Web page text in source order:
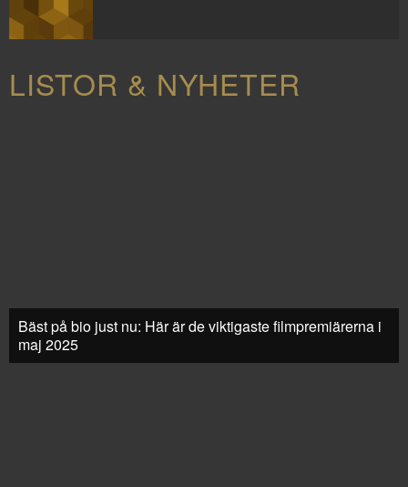
LISTOR & NYHETER
Bäst på bio just nu: Här är de viktigaste filmpremiärerna i
maj 2025